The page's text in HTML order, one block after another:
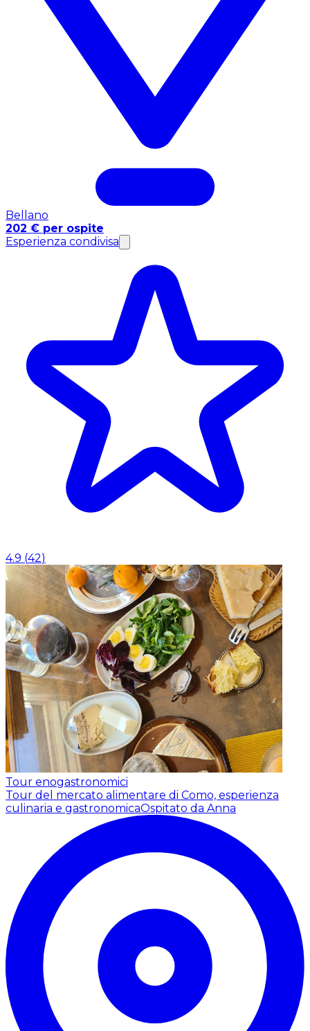
Bellano
202 € per ospite
Esperienza condivisa
4.9 (42)
Tour enogastronomici
Tour del mercato alimentare di Como, esperienza
culinaria e gastronomicaOspitato da Anna